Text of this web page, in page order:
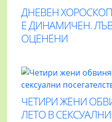
ДНЕВЕН
Е ДИНАМИЧЕН.
ОЦЕНЕНИ
ЧЕТИРИ ЖЕНИ
ЛЕТО В